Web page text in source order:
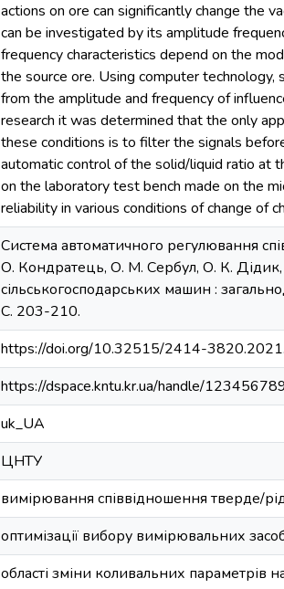
actions on ore can significantly change the
can be investigated by its amplitude
frequency characteristics depend on the
the source ore. Using computer
from the amplitude and frequency of
research it was determined that the only
these conditions is to filter the signals
automatic control of the solid/liquid ratio at
on the laboratory test bench made on the
reliability in various conditions of change of
Система автоматичного регулювання
О. Кондратець, О. М. Сербул, О. К.
сільськогосподарських машин :
С. 203-210.
https://doi.org/10.32515/2414-
https://dspace.kntu.kr.ua/handle/
uk_UA
ЦНТУ
вимірювання співвідношення тверде/
оптимізації вибору вимірювальних
області зміни коливальних параметрів